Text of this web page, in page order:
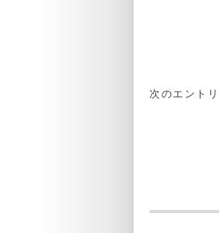
次のエントリ